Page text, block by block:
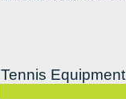
Tennis Equipment